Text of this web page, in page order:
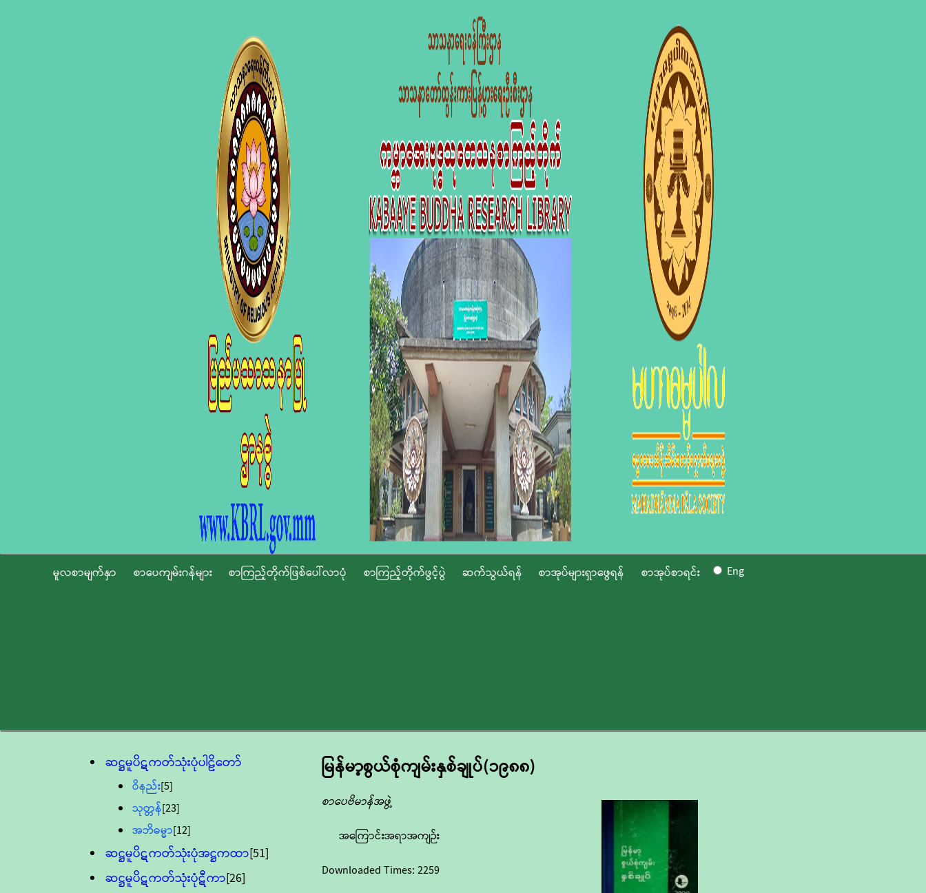
မူလစာမျက်နှာ စာပေကျမ်းဂန်များ စာကြည့်တိုက်ဖြစ်ပေါ်လာပုံ စာကြည့်တိုက်ဖွင့်ပွဲ ဆက်သွယ်ရန် စာအုပ်များရှာဖွေရန် စာအုပ်စာရင်း Eng
ဆဋ္ဌမူပိဋကတ်သုံးပုံပါဠိတော်
ဝိနည်း[5]
သုတ္တန်[23]
အဘိဓမ္မာ[12]
ဆဋ္ဌမူပိဋကတ်သုံးပုံအဋ္ဌကထာ[51]
ဆဋ္ဌမူပိဋကတ်သုံးပုံဋီကာ[26]
မြန်မာ့စွယ်စုံကျမ်းနှစ်ချုပ်(၁၉၈၈)
စာပေဗိမာန်အဖွဲ့
အကြောင်းအရာအကျဉ်း
Downloaded Times: 2259